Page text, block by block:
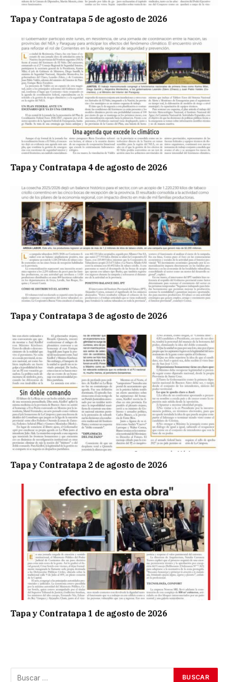
Tapa y Contratapa 5 de agosto de 2026
Tapa y Contratapa 4 de agosto de 2026
Tapa y Contratapa 3 de agosto de 2026
Tapa y Contratapa 2 de agosto de 2026
Tapa y Contratapa 1 de agosto de 2026